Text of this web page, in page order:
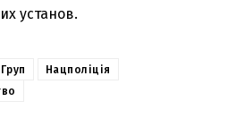
установ.
Нацполіція